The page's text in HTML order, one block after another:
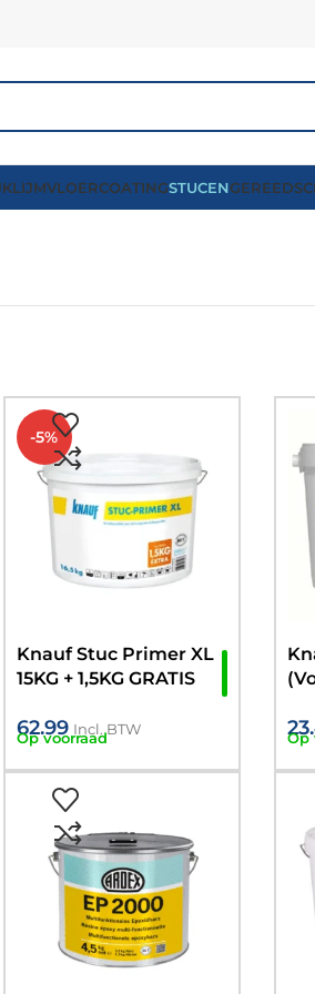
LIJMVLOERCOATINGSTUCEN
-5%
Knauf Stuc Primer XL
15KG + 1,5KG GRATIS
62.99 Incl. BTW
Op voorraad Op